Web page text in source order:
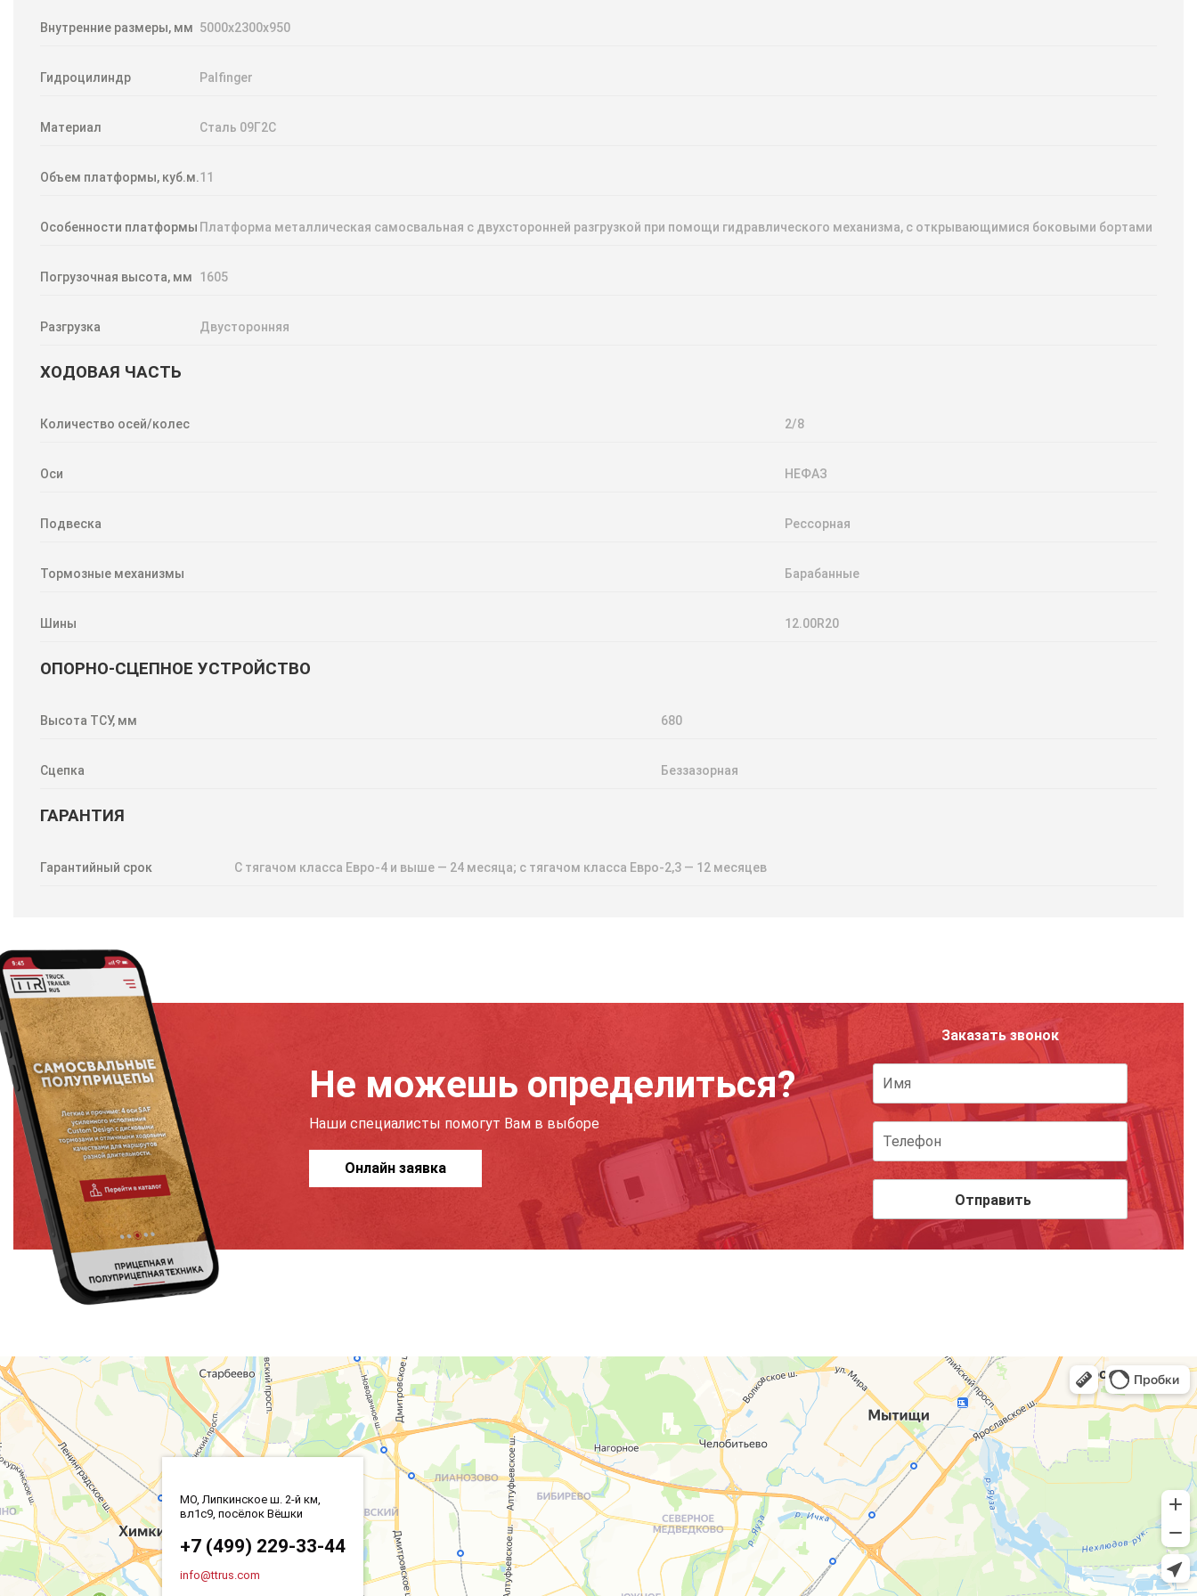
Внутренние размеры, мм 5000х2300х950
Гидроцилиндр Palfinger
Материал Сталь 09Г2С
Объем платформы, куб.м.11
Особенности платформы Платформа металлическая самосвальная с двухсторонней разгрузкой при помощи гидравлического механизма, с открывающимися боковыми бортами
Погрузочная высота, мм 1605
Разгрузка Двусторонняя
ХОДОВАЯ ЧАСТЬ
Количество осей/колес 2/8
Оси НЕФАЗ
Подвеска Рессорная
Тормозные механизмы Барабанные
Шины 12.00R20
ОПОРНО-СЦЕПНОЕ УСТРОЙСТВО
Высота ТСУ, мм 680
Сцепка Беззазорная
ГАРАНТИЯ
Гарантийный срок С тягачом класса Евро-4 и выше — 24 месяца; с тягачом класса Евро-2,3 — 12 месяцев
Не можешь определиться?
Наши специалисты помогут Вам в выборе
Онлайн заявка
Заказать звонок
МО, Липкинское ш. 2-й км,
вл1с9, посёлок Вёшки
+7 (499) 229-33-44
info@ttrus.com